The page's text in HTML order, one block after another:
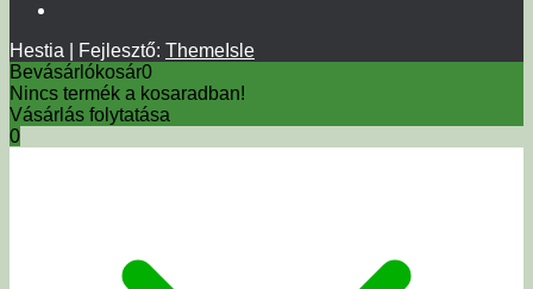
Hestia | Fejlesztő: ThemeIsle
Bevásárlókosár0
Nincs termék a kosaradban!
Vásárlás folytatása
0